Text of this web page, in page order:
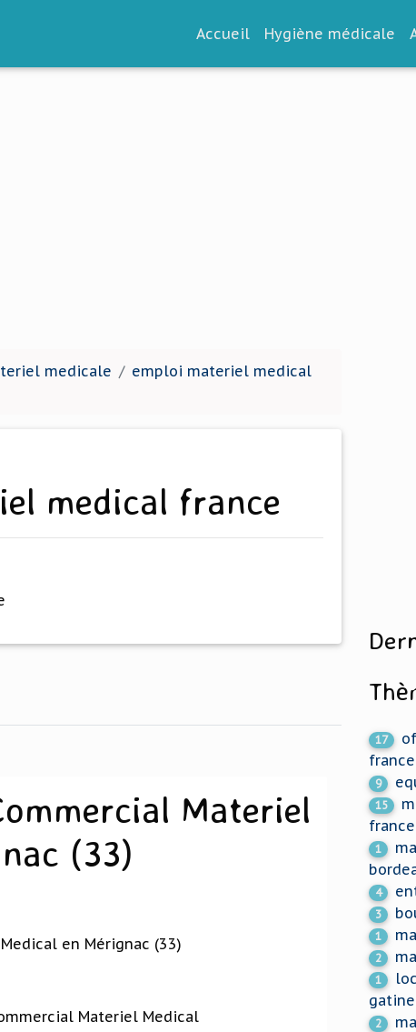
Accueil Hygiène médicale
medicale
emploi materiel medical
medical france
Materiel
(33)
en Mérignac (33)
Materiel Medical
17
france
9
15
france
1
4
3
1
2
1
2